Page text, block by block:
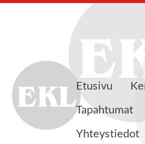
ry Etusivu
Tapahtumat
Yhteystiedot